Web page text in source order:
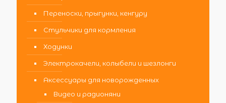
Переноски, прыгунки, кенгуру
Стульчики для кормления
Ходунки
Электрокачели, колыбели и шезлонги
Аксессуары для новорожденных
Видео и радионяни